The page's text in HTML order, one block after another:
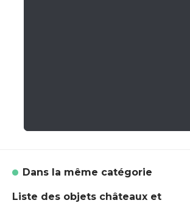
Dans la même catégorie
Liste des objets châteaux et